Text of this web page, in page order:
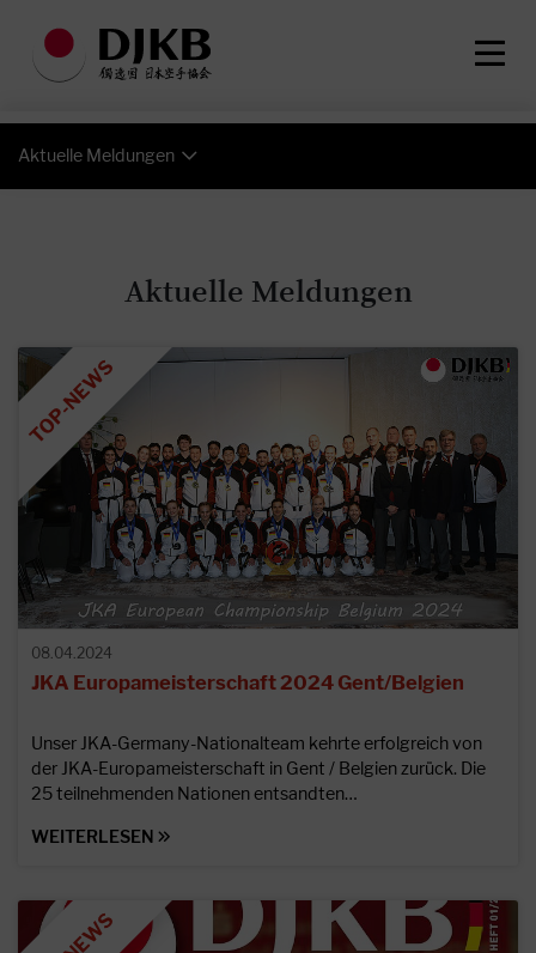
Aktuelle Meldungen
Aktuelle Meldungen
08.04.2024
JKA Europameisterschaft 2024 Gent/Belgien
Unser JKA-Germany-Nationalteam kehrte erfolgreich von
der JKA-Europameisterschaft in Gent / Belgien zurück. Die
25 teilnehmenden Nationen entsandten…
WEITERLESEN